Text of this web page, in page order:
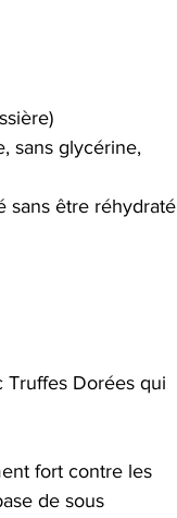
sans glycérine,
sans être réhydraté
Truffes Dorées qui
fort contre les
de sous